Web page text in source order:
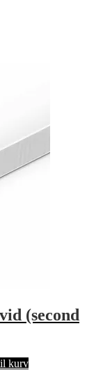
(second
kurv